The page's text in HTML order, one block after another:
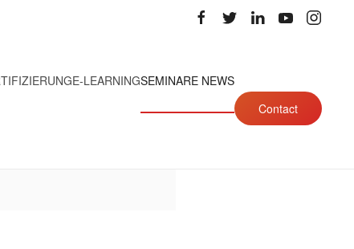
E-LEARNINGSEMINARE NEWS
Contact